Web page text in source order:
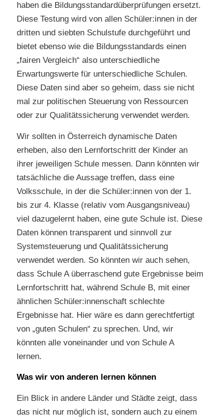
haben die Bildungsstandardüberprüfungen ersetzt.
Diese Testung wird von allen Schüler:innen in der
dritten und siebten Schulstufe durchgeführt und
bietet ebenso wie die Bildungsstandards einen
„fairen Vergleich“ also unterschiedliche
Erwartungswerte für unterschiedliche Schulen.
Diese Daten sind aber so geheim, dass sie nicht
mal zur politischen Steuerung von Ressourcen
oder zur Qualitätssicherung verwendet werden.
Wir sollten in Österreich dynamische Daten
erheben, also den Lernfortschritt der Kinder an
ihrer jeweiligen Schule messen. Dann könnten wir
tatsächliche die Aussage treffen, dass eine
Volksschule, in der die Schüler:innen von der 1.
bis zur 4. Klasse (relativ vom Ausgangsniveau)
viel dazugelernt haben, eine gute Schule ist. Diese
Daten können transparent und sinnvoll zur
Systemsteuerung und Qualitätssicherung
verwendet werden. So könnten wir auch sehen,
dass Schule A überraschend gute Ergebnisse beim
Lernfortschritt hat, während Schule B, mit einer
ähnlichen Schüler:innenschaft schlechte
Ergebnisse hat. Hier wäre es dann gerechtfertigt
von „guten Schulen“ zu sprechen. Und, wir
könnten alle voneinander und von Schule A
lernen.
Was wir von anderen lernen können
Ein Blick in andere Länder und Städte zeigt, dass
das nicht nur möglich ist, sondern auch zu einem